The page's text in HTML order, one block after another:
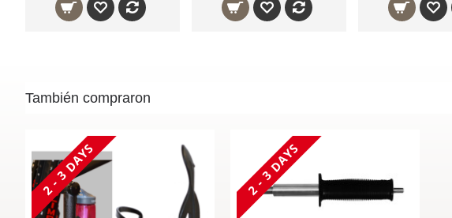
También compraron
2 - 3 DAYS 2 - 3 DAYS